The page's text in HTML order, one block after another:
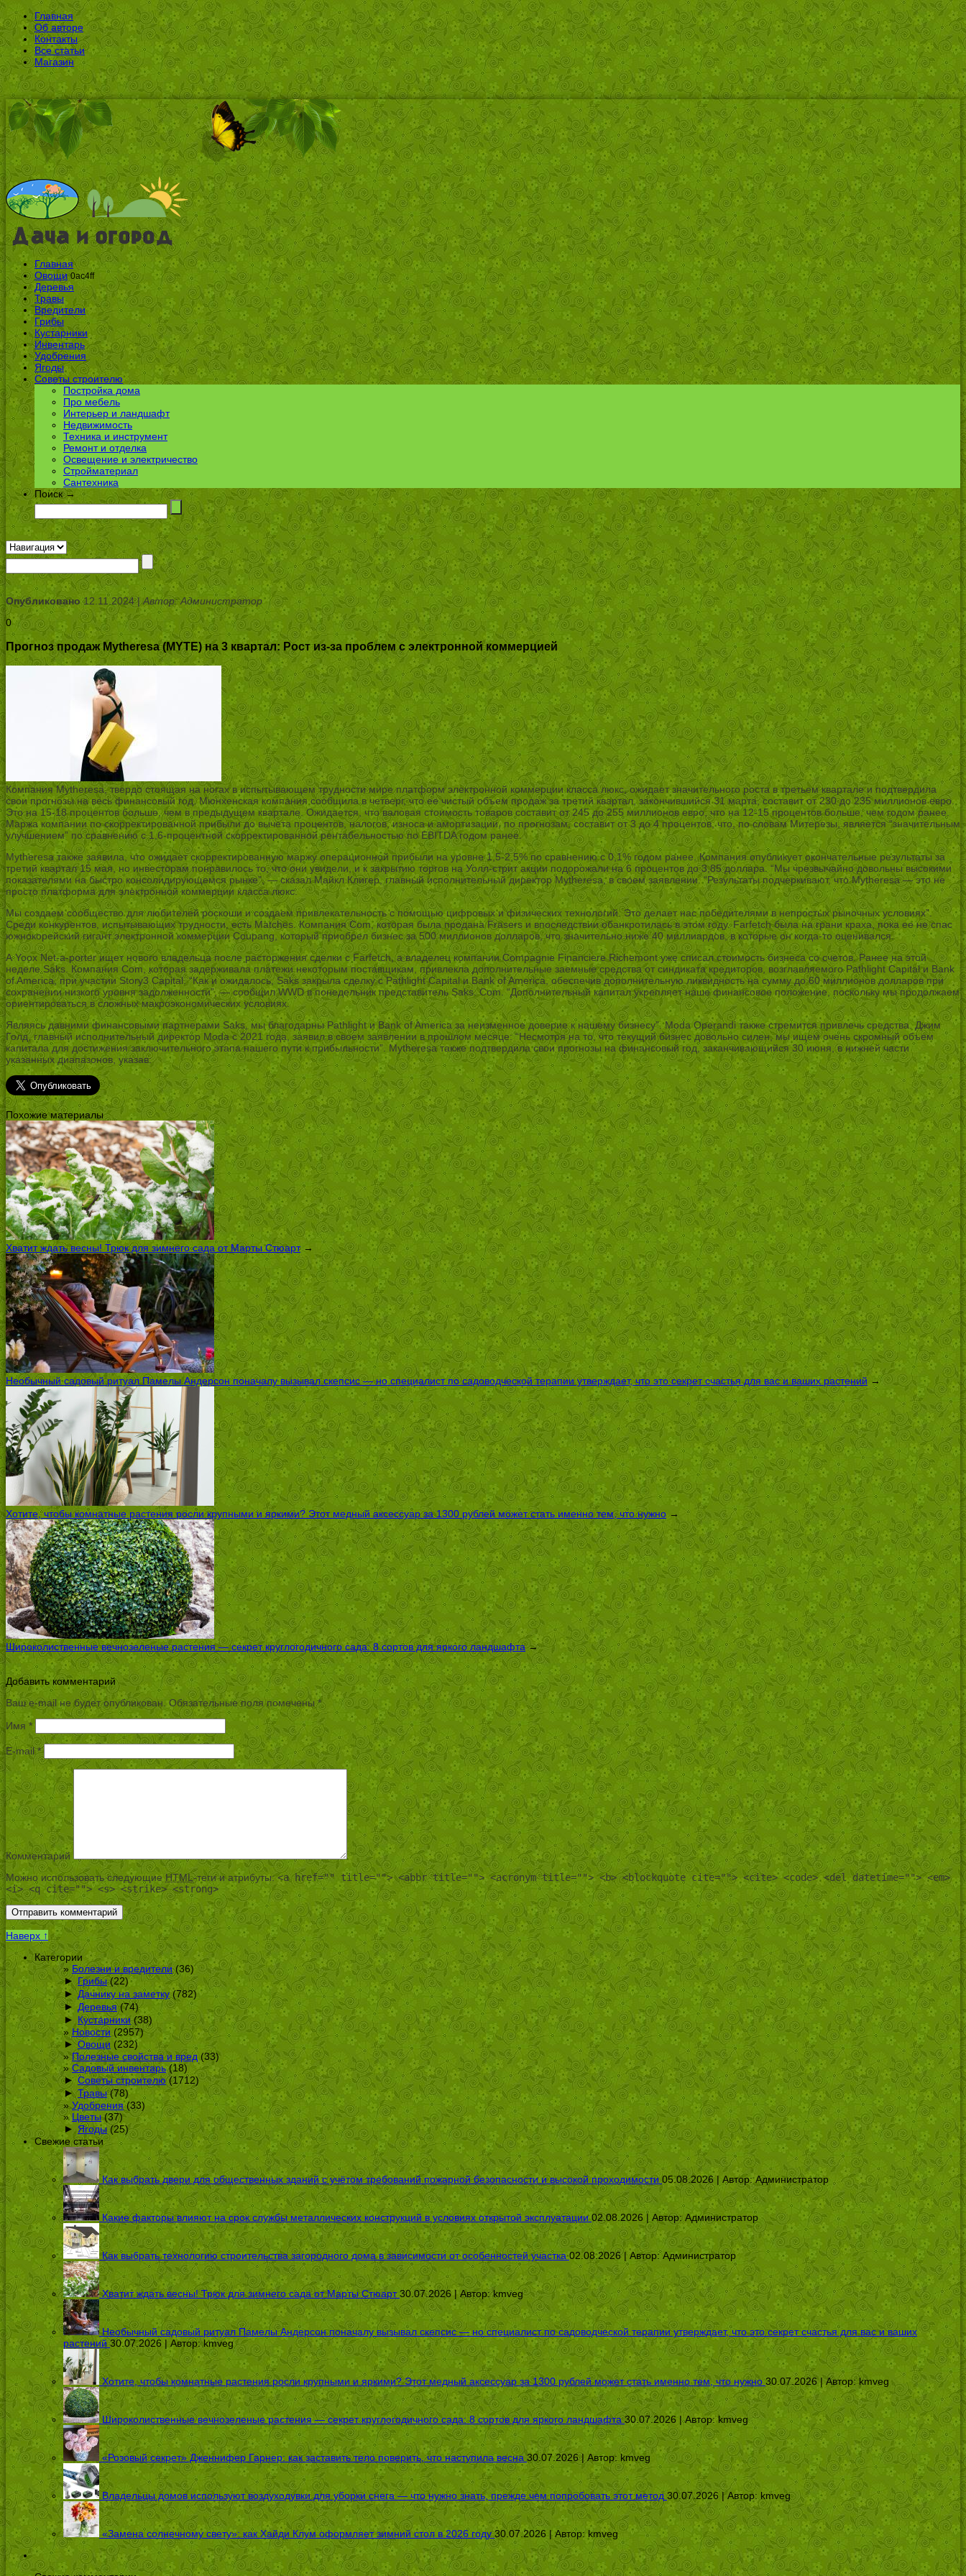
Главная
Об авторе
Контакты
Все статьи
Магазин
Главная
Овощи 0ac4ff
Деревья
Травы
Вредители
Грибы
Кустарники
Инвентарь
Удобрения
Ягоды
Советы строителю
Постройка дома
Про мебель
Интерьер и ландшафт
Недвижимость
Техника и инструмент
Ремонт и отделка
Освещение и электричество
Стройматериал
Сантехника
Поиск →
Опубликовано12.11.2024 |Автор: Администратор
0
Прогноз продаж Mytheresa (MYTE) на 3 квартал: Рост из-за проблем с электронной коммерцией
Компания Mytheresa, твердо стоящая на ногах в испытывающем трудности мире платформ электронной коммерции класса люкс, ожидает значительного роста в третьем квартале и подтвердила
свои прогнозы на весь финансовый год. Мюнхенская компания сообщила в четверг, что ее чистый объем продаж за третий квартал, закончившийся 31 марта, составит от 230 до 235 миллионов евро.
Это на 15-18 процентов больше, чем в предыдущем квартале. Ожидается, что валовая стоимость товаров составит от 245 до 255 миллионов евро, что на 12-15 процентов больше, чем годом ранее.
Маржа компании по скорректированной прибыли до вычета процентов, налогов, износа и амортизации, по прогнозам, составит от 3 до 4 процентов, что, по словам Митерезы, является “значительным
улучшением” по сравнению с 1,6-процентной скорректированной рентабельностью по EBITDA годом ранее.
Mytheresa также заявила, что ожидает скорректированную маржу операционной прибыли на уровне 1,5-2,5% по сравнению с 0,1% годом ранее. Компания опубликует окончательные результаты за
третий квартал 15 мая, но инвесторам понравилось то, что они увидели, и к закрытию торгов на Уолл-стрит акции подорожали на 6 процентов до 3,85 доллара. “Мы чрезвычайно довольны высокими
показателями на быстро консолидирующемся рынке”, — сказал Майкл Клигер, главный исполнительный директор Mytheresa, в своем заявлении. “Результаты подчеркивают, что Mytheresa — это не
просто платформа для электронной коммерции класса люкс.
Мы создаем сообщество для любителей роскоши и создаем привлекательность с помощью цифровых и физических технологий. Это делает нас победителями в непростых рыночных условиях”.
Среди конкурентов, испытывающих трудности, есть Matches. Компания Com, которая была продана Frasers и впоследствии обанкротилась в этом году. Farfetch была на грани краха, пока ее не спас
южнокорейский гигант электронной коммерции Coupang, который приобрел бизнес за 500 миллионов долларов, что значительно ниже 40 миллиардов, в которые он когда-то оценивался.
А Yoox Net-a-porter ищет нового владельца после расторжения сделки с Farfetch, а владелец компании Compagnie Financiere Richemont уже списал стоимость бизнеса со счетов. Ранее на этой
неделе Saks. Компания Com, которая задерживала платежи некоторым поставщикам, привлекла дополнительные заемные средства от синдиката кредиторов, возглавляемого Pathlight Capital и Bank
of America, при участии Story3 Capital. “Как и ожидалось, Saks закрыла сделку с Pathlight Capital и Bank of America, обеспечив дополнительную ликвидность на сумму до 60 миллионов долларов при
сохранении низкого уровня задолженности”, — сообщил WWD в понедельник представитель Saks. Com. “Дополнительный капитал укрепляет наше финансовое положение, поскольку мы продолжаем
ориентироваться в сложных макроэкономических условиях.
Являясь давними финансовыми партнерами Saks, мы благодарны Pathlight и Bank of America за неизменное доверие к нашему бизнесу”. Moda Operandi также стремится привлечь средства. Джим
Голд, главный исполнительный директор Moda с 2021 года, заявил в своем заявлении в прошлом месяце: “Несмотря на то, что текущий бизнес довольно силен, мы ищем очень скромный объем
капитала для достижения заключительного этапа нашего пути к прибыльности”. Mytheresa также подтвердила свои прогнозы на финансовый год, заканчивающийся 30 июня, в нижней части
указанных диапазонов, указав:
Похожие материалы
Хватит ждать весны! Трюк для зимнего сада от Марты Стюарт→
Необычный садовый ритуал Памелы Андерсон поначалу вызывал скепсис — но специалист по садоводческой терапии утверждает, что это секрет счастья для вас и ваших растений →
Хотите, чтобы комнатные растения росли крупными и яркими? Этот медный аксессуар за 1300 рублей может стать именно тем, что нужно →
Широколиственные вечнозеленые растения — секрет круглогодичного сада: 8 сортов для яркого ландшафта→
Добавить комментарий
Ваш e-mail не будет опубликован. Обязательные поля помечены*
Имя *
E-mail*
Комментарий
Можно использовать следующиеHTML-теги и атрибуты:<a href="" title=""> <abbr title=""> <acronym title=""> <b> <blockquote cite=""> <cite> <code> <del datetime=""> <em>
<i> <q cite=""> <s> <strike> <strong>
Наверх ↑
Категории
Болезни и вредители(36)
► Грибы(22)
► Дачнику на заметку(782)
► Деревья(74)
► Кустарники(38)
Новости (2957)
► Овощи (232)
Полезные свойства и вред (33)
Садовый инвентарь(18)
► Советы строителю(1712)
► Травы(78)
Удобрения(33)
Цветы(37)
► Ягоды (25)
Свежие статьи
Как выбрать двери для общественных зданий с учётом требований пожарной безопасности и высокой проходимости 05.08.2026 | Автор:Администратор
Какие факторы влияют на срок службы металлических конструкций в условиях открытой эксплуатации 02.08.2026 | Автор:Администратор
Как выбрать технологию строительства загородного дома в зависимости от особенностей участка 02.08.2026 | Автор:Администратор
Хватит ждать весны! Трюк для зимнего сада от Марты Стюарт 30.07.2026 | Автор:kmveg
Необычный садовый ритуал Памелы Андерсон поначалу вызывал скепсис — но специалист по садоводческой терапии утверждает, что это секрет счастья для вас и ваших
растений 30.07.2026 | Автор:kmveg
Хотите, чтобы комнатные растения росли крупными и яркими? Этот медный аксессуар за 1300 рублей может стать именно тем, что нужно 30.07.2026 | Автор:kmveg
Широколиственные вечнозеленые растения — секрет круглогодичного сада: 8 сортов для яркого ландшафта 30.07.2026 | Автор:kmveg
«Розовый секрет» Дженнифер Гарнер: как заставить тело поверить, что наступила весна 30.07.2026 | Автор: kmveg
Владельцы домов используют воздуходувки для уборки снега — что нужно знать, прежде чем попробовать этот метод 30.07.2026 | Автор: kmveg
«Замена солнечному свету»: как Хайди Клум оформляет зимний стол в 2026 году 30.07.2026 | Автор: kmveg